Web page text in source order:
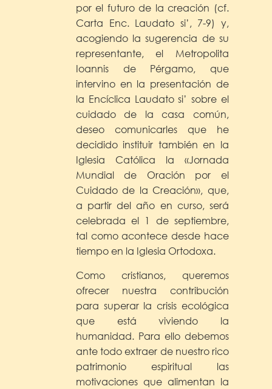
por el futuro de la creación (cf.
Carta Enc. Laudato si’, 7-9) y,
acogiendo la sugerencia de su
representante, el Metropolita
Ioannis de Pérgamo, que
intervino en la presentación de
la Encíclica Laudato si’ sobre el
cuidado de la casa común,
deseo comunicarles que he
decidido instituir también en la
Iglesia Católica la «Jornada
Mundial de Oración por el
Cuidado de la Creación», que,
a partir del año en curso, será
celebrada el 1 de septiembre,
tal como acontece desde hace
tiempo en la Iglesia Ortodoxa.
Como cristianos, queremos
ofrecer nuestra contribución
para superar la crisis ecológica
que está viviendo la
humanidad. Para ello debemos
ante todo extraer de nuestro rico
patrimonio espiritual las
motivaciones que alimentan la